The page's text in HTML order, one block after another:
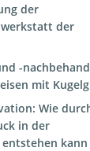
der
der
-
mit
Wie
in der
kann